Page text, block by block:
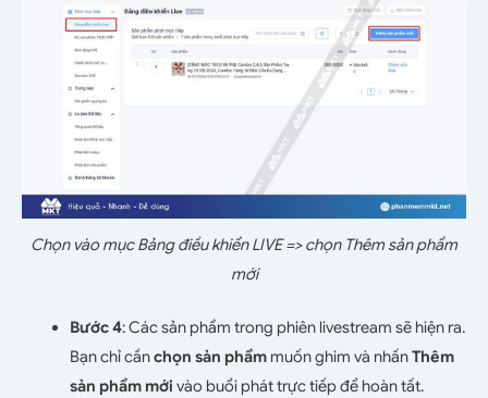
Chọn vào mục Bảng điều khiển LIVE => chọn Thêm sản phẩm
mới
Bước 4: Các sản phẩm trong phiên livestream sẽ hiện ra.
Bạn chỉ cầnchọn sản phẩmmuốn ghim và nhấnThêm
sản phẩm mới vào buổi phát trực tiếp để hoàn tất.